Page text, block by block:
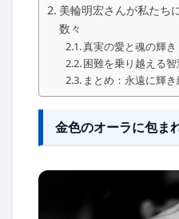
美輪明宏さんが私たち
数々
真実の愛と魂の輝き
困難を乗り越える
まとめ：永遠に輝
金色のオーラに包ま